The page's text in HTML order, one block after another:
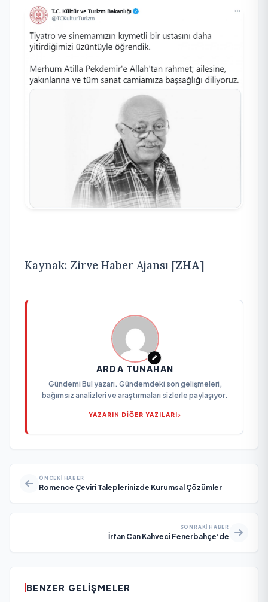
Kaynak: Zirve Haber Ajansı [ZHA]
ARDA TUNAHAN
Gündemi Bul yazarı. Gündemdeki son gelişmeleri,
bağımsız analizleri ve araştırmaları sizlerle paylaşıyor.
YAZARIN DİĞER YAZILARI
ÖNCEKI HABER
Romence Çeviri Taleplerinizde Kurumsal Çözümler
SONRAKI HABER
İrfan Can Kahveci Fenerbahçe’de
BENZER GELIŞMELER